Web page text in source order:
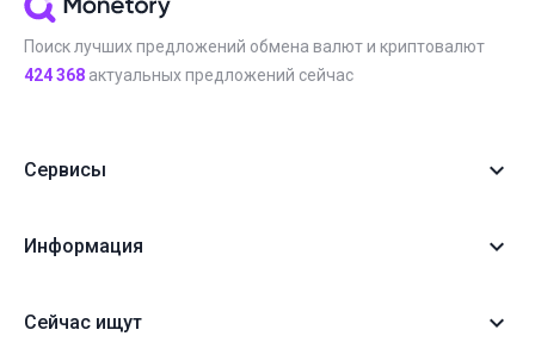
Поиск лучших предложений обмена валют и криптовалют
424 368 актуальных предложений сейчас
Сервисы
Информация
Сейчас ищут